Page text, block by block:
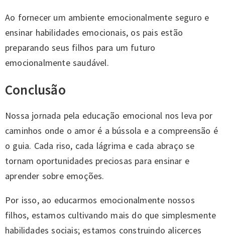
Ao fornecer um ambiente emocionalmente seguro e
ensinar habilidades emocionais, os pais estão
preparando seus filhos para um futuro
emocionalmente saudável.
Conclusão
Nossa jornada pela educação emocional nos leva por
caminhos onde o amor é a bússola e a compreensão é
o guia. Cada riso, cada lágrima e cada abraço se
tornam oportunidades preciosas para ensinar e
aprender sobre emoções.
Por isso, ao educarmos emocionalmente nossos
filhos, estamos cultivando mais do que simplesmente
habilidades sociais; estamos construindo alicerces